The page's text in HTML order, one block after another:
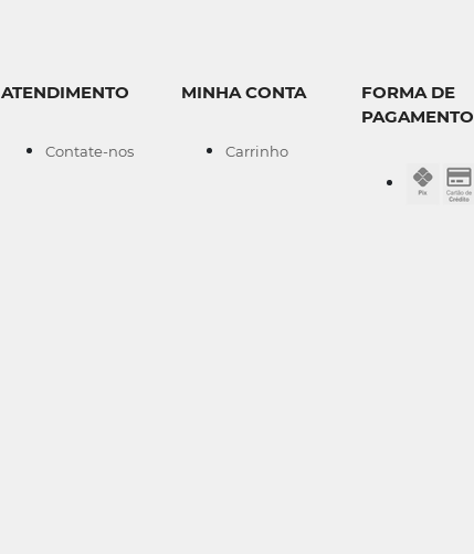
ATENDIMENTO
Contate-nos
MINHA CONTA
Carrinho
FORMA DE
PAGAMENTO